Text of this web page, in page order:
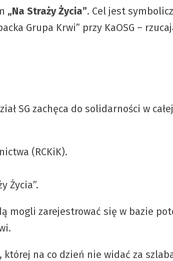
„Na Straży Życia”. Cel jest
Grupa Krwi” przy KaOSG –
SG zachęca do solidarności w
(RCKiK).
Życia”.
mogli zarejestrować się w bazie
na co dzień nie widać za